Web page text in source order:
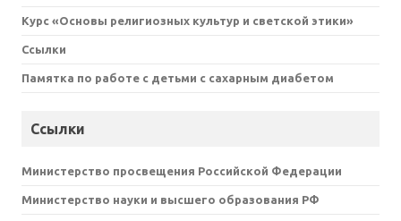
Курс «Основы религиозных культур и светской этики»
Ссылки
Памятка по работе с детьми с сахарным диабетом
Ссылки
Министерство просвещения Российской Федерации
Министерство науки и высшего образования РФ